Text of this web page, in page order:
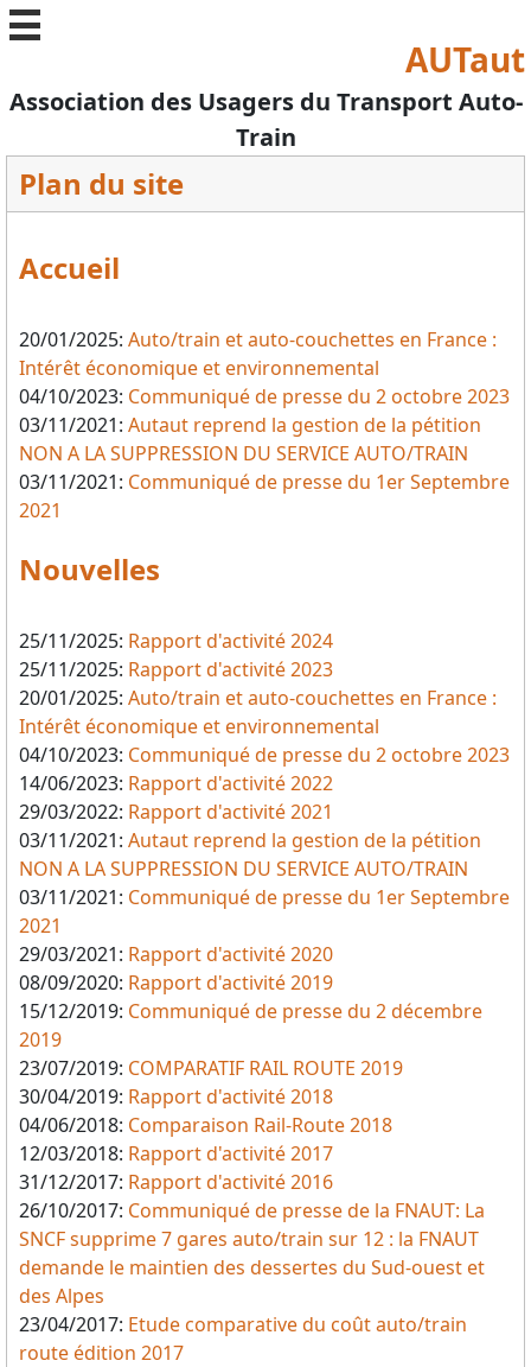
//
AUTaut
Association des Usagers du Transport Auto-
Train
Plan du site
Accueil
20/01/2025: Auto/train et auto-couchettes en France :
Intérêt économique et environnemental
04/10/2023: Communiqué de presse du 2 octobre 2023
03/11/2021: Autaut reprend la gestion de la pétition
NON A LA SUPPRESSION DU SERVICE AUTO/TRAIN
03/11/2021: Communiqué de presse du 1er Septembre
2021
Nouvelles
25/11/2025: Rapport d'activité 2024
25/11/2025: Rapport d'activité 2023
20/01/2025: Auto/train et auto-couchettes en France :
Intérêt économique et environnemental
04/10/2023: Communiqué de presse du 2 octobre 2023
14/06/2023: Rapport d'activité 2022
29/03/2022: Rapport d'activité 2021
03/11/2021: Autaut reprend la gestion de la pétition
NON A LA SUPPRESSION DU SERVICE AUTO/TRAIN
03/11/2021: Communiqué de presse du 1er Septembre
2021
29/03/2021: Rapport d'activité 2020
08/09/2020: Rapport d'activité 2019
15/12/2019: Communiqué de presse du 2 décembre
2019
23/07/2019: COMPARATIF RAIL ROUTE 2019
30/04/2019: Rapport d'activité 2018
04/06/2018: Comparaison Rail-Route 2018
12/03/2018: Rapport d'activité 2017
31/12/2017: Rapport d'activité 2016
26/10/2017: Communiqué de presse de la FNAUT: La
SNCF supprime 7 gares auto/train sur 12 : la FNAUT
demande le maintien des dessertes du Sud-ouest et
des Alpes
23/04/2017: Etude comparative du coût auto/train
route édition 2017